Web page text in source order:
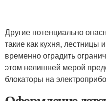
Другие потенциально
такие как кухня,
временно оградить
этом нелишней мерой
блокаторы на